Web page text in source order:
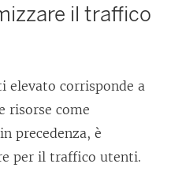
il traffico
elevato corrisponde a
risorse come
precedenza, è
per il traffico utenti.